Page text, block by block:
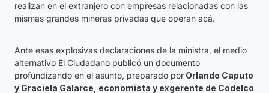
realizan en el extranjero con empresas relacionadas con las
mismas grandes mineras privadas que operan acá.
Ante esas explosivas declaraciones de la ministra, el medio
alternativo El Ciudadano publicó un documento
profundizando en el asunto, preparado por Orlando Caputo
y Graciela Galarce, economista y exgerente de Codelco